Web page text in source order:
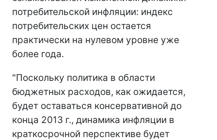
потребительской инфляции: индекс
потребительских цен остается
практически на нулевом уровне уже
более года.
"Поскольку политика в области
бюджетных расходов, как ожидается,
будет оставаться консервативной до
конца 2013 г., динамика инфляции в
краткосрочной перспективе будет